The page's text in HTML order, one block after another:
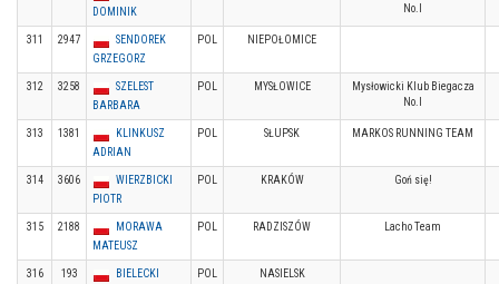
DOMINIK
No.I
311 2947
SENDOREK
GRZEGORZ
POL NIEPOŁOMICE
312 3258
SZELEST
BARBARA
POL MYSŁOWICE
Mysłowicki Klub Biegacza
No.I
313 1381
KLINKUSZ
ADRIAN
POL SŁUPSK MARKOS RUNNING TEAM
314 3606
WIERZBICKI
PIOTR
POL KRAKÓW Goń się!
315 2188
MORAWA
MATEUSZ
POL RADZISZÓW Lacho Team
316 193
BIELECKI
POL NASIELSK